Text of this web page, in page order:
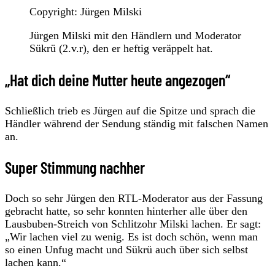
Copyright: Jürgen Milski
Jürgen Milski mit den Händlern und Moderator
Sükrü (2.v.r), den er heftig veräppelt hat.
„Hat dich deine Mutter heute angezogen“
Schließlich trieb es Jürgen auf die Spitze und sprach die
Händler während der Sendung ständig mit falschen Namen
an.
Super Stimmung nachher
Doch so sehr Jürgen den RTL-Moderator aus der Fassung
gebracht hatte, so sehr konnten hinterher alle über den
Lausbuben-Streich von Schlitzohr Milski lachen. Er sagt:
„Wir lachen viel zu wenig. Es ist doch schön, wenn man
so einen Unfug macht und Sükrü auch über sich selbst
lachen kann.“